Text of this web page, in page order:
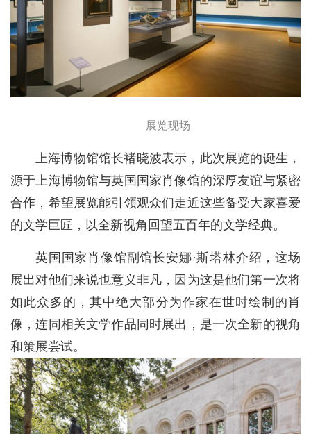
展览现场
上海博物馆馆长褚晓波表示，此次展览的诞生，
源于上海博物馆与英国国家肖像馆的深厚友谊与紧密
合作，希望展览能引领观众们走近这些备受大家喜爱
的文学巨匠，以全新视角回望五百年的文学经典。
英国国家肖像馆副馆长安娜·斯塔林介绍，这场
展出对他们来说也意义非凡，因为这是他们第一次将
如此众多的，其中绝大部分为作家在世时绘制的肖
像，连同相关文学作品同时展出，是一次全新的视角
和策展尝试。